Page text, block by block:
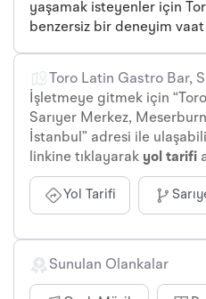
yaşamak isteyenler için
benzersiz bir deneyim vaat
Toro Latin Gastro Bar,
İşletmeye gitmek için
Sarıyer Merkez,
İstanbul” adresi ile
linkine tıklayarak yol tarifi
Yol Tarifi
Sunulan Olankalar